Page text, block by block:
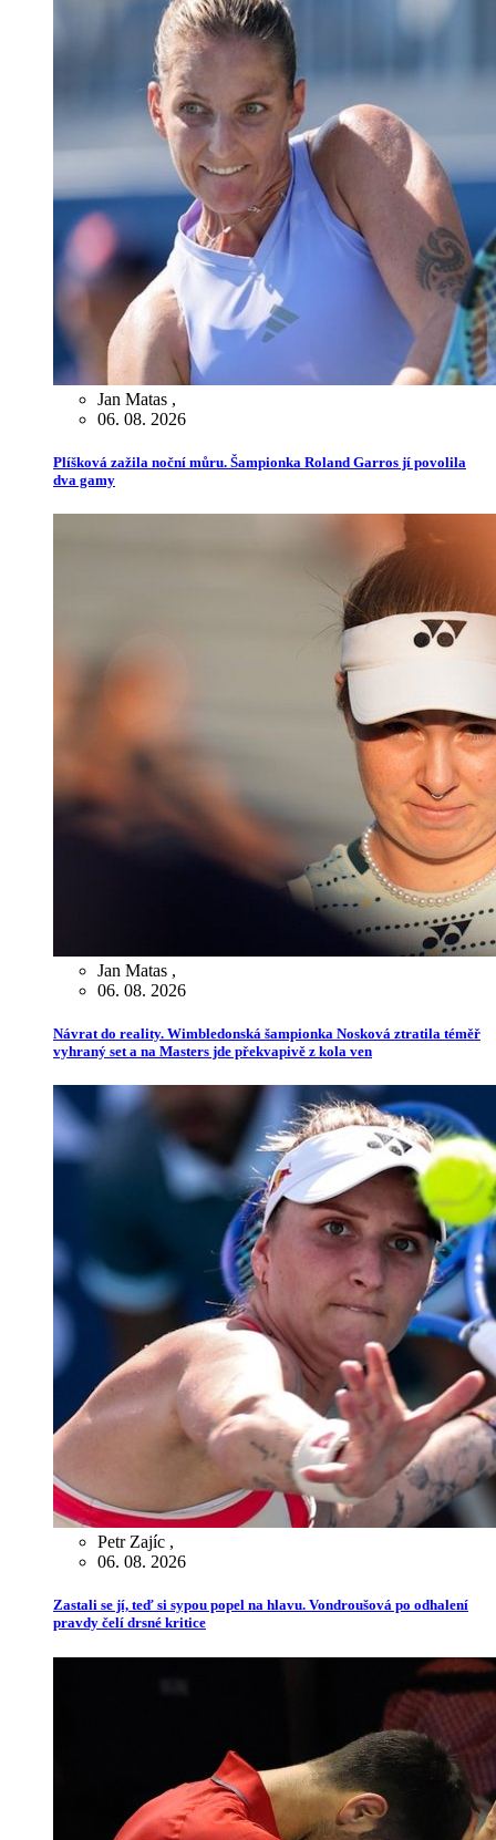
Jan Matas ,
06. 08. 2026
Plíšková zažila noční můru. Šampionka Roland Garros jí povolila
dva gamy
Jan Matas ,
06. 08. 2026
Návrat do reality. Wimbledonská šampionka Nosková ztratila téměř
vyhraný set a na Masters jde překvapivě z kola ven
Petr Zajíc ,
06. 08. 2026
Zastali se jí, teď si sypou popel na hlavu. Vondroušová po odhalení
pravdy čelí drsné kritice